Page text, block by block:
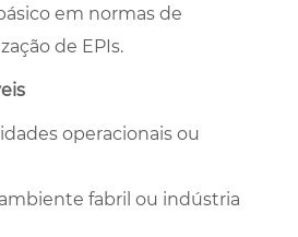
em normas de
de EPIs.
operacionais ou
fabril ou indústria